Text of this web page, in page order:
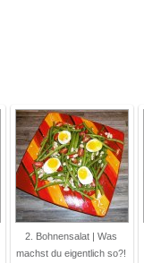
2. Bohnensalat | Was
machst du eigentlich so?!